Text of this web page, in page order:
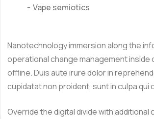
Vape semiotics
Nanotechnology immersion along the
operational change management
offline. Duis aute irure dolor in
cupidatat non proident, sunt in culpa qui
Override the digital divide with